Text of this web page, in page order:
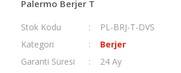
Palermo Berjer T
Stok Kodu
PL-BRJ-T-DVS
Kategori
Berjer
Garanti Süresi
24 Ay